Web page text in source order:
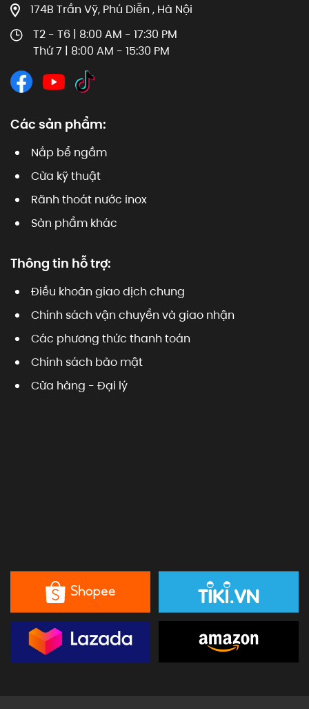
174B Trần Vỹ, Phú Diễn , Hà Nội
T2 - T6 | 8:00 AM - 17:30 PM
Thứ 7 | 8:00 AM - 15:30 PM
Các sản phẩm:
Nắp bể ngầm
Cửa kỹ thuật
Rãnh thoát nước inox
Sản phẩm khác
Thông tin hỗ trợ:
Điều khoản giao dịch chung
Chính sách vận chuyển và giao nhận
Các phương thức thanh toán
Chính sách bảo mật
Cửa hàng - Đại lý